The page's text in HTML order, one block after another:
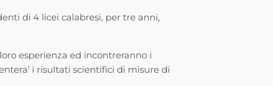
di 4 licei calabresi, per tre anni,
esperienza ed incontreranno i
i risultati scientifici di misure di